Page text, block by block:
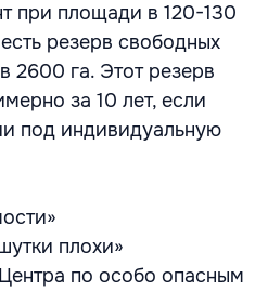
при площади в 120-130
резерв свободных
2600 га. Этот резерв
за 10 лет, если
под индивидуальную
плохи»
по особо опасным